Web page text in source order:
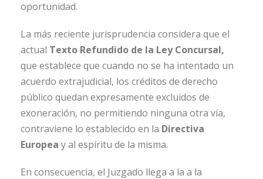
oportunidad.
La más reciente jurisprudencia considera que el
actual Texto Refundido de la Ley Concursal,
que establece que cuando no se ha intentado un
acuerdo extrajudicial, los créditos de derecho
público quedan expresamente excluidos de
exoneración, no permitiendo ninguna otra vía,
contraviene lo establecido en la Directiva
Europea y al espíritu de la misma.
En consecuencia, el Juzgado llega a la a la